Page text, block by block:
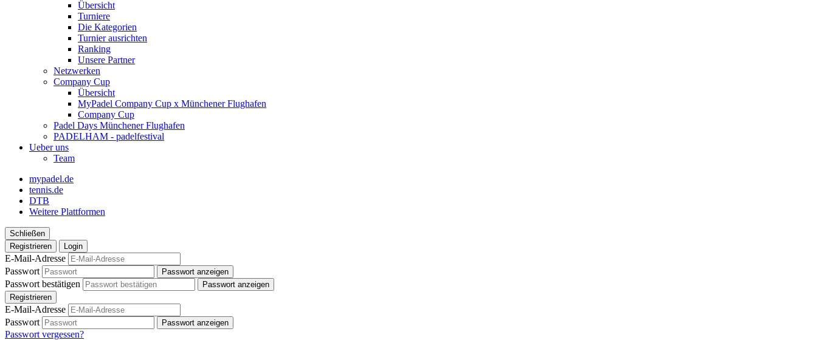
Übersicht
Turniere
Die Kategorien
Turnier ausrichten
Ranking
Unsere Partner
Netzwerken
Company Cup
Übersicht
MyPadel Company Cup x Münchener Flughafen
Company Cup
Padel Days Münchener Flughafen
PADELHAM - padelfestival
Ueber uns
Team
mypadel.de
tennis.de
DTB
Weitere Plattformen
Schließen
Registrieren
Login
E-Mail-Adresse
Passwort
Passwort anzeigen
Passwort bestätigen
Passwort anzeigen
Registrieren
E-Mail-Adresse
Passwort
Passwort anzeigen
Passwort vergessen?